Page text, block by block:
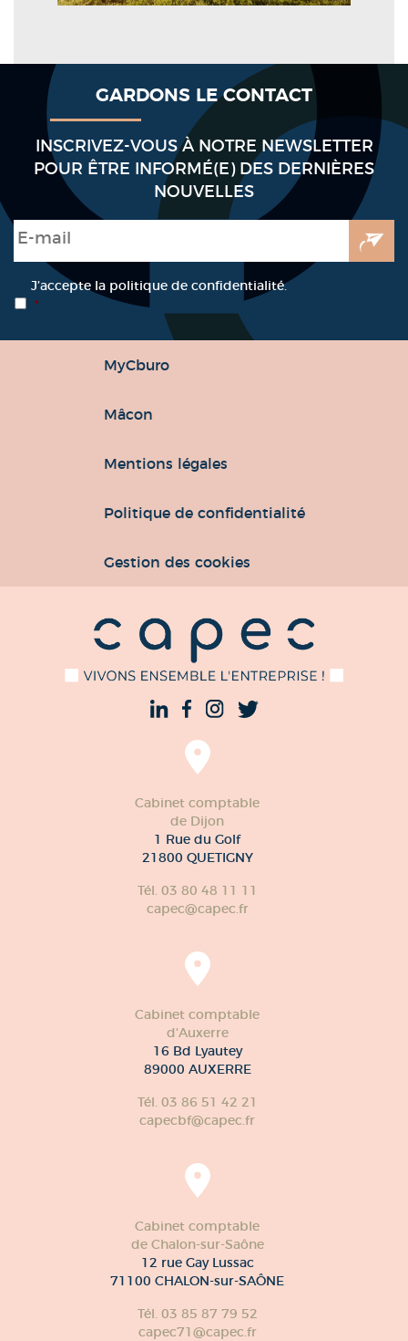
GARDONS LE CONTACT
INSCRIVEZ-VOUS À NOTRE NEWSLETTER
POUR ÊTRE INFORMÉ(E) DES DERNIÈRES
NOUVELLES
E-mail
RGPD *
J’accepte la politique de confidentialité.
*
MyCburo
Mâcon
Mentions légales
Politique de confidentialité
Gestion des cookies
Cabinet comptable
de Dijon
1 Rue du Golf
21800 QUETIGNY
Tél. 03 80 48 11 11
capec@capec.fr
Cabinet comptable
d'Auxerre
16 Bd Lyautey
89000 AUXERRE
Tél. 03 86 51 42 21
capecbf@capec.fr
Cabinet comptable
de Chalon-sur-Saône
12 rue Gay Lussac
71100 CHALON-sur-SAÔNE
Tél. 03 85 87 79 52
capec71@capec.fr